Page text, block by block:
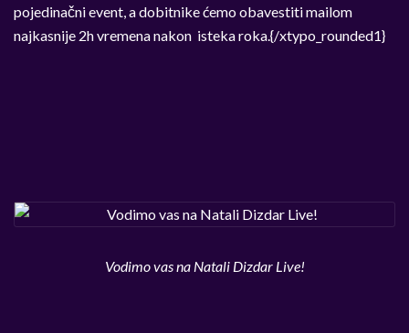
pojedinačni event, a dobitnike ćemo obavestiti mailom
najkasnije 2h vremena nakon isteka roka.{/xtypo_rounded1}
Vodimo vas na Natali Dizdar Live!